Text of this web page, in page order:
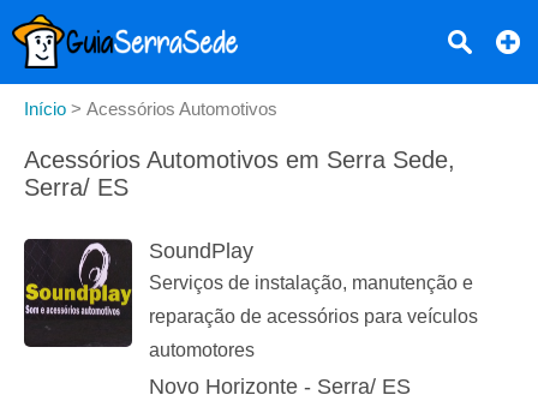
Início > Acessórios Automotivos
Acessórios Automotivos em Serra Sede,
Serra/ ES
SoundPlay
Serviços de instalação, manutenção e
reparação de acessórios para veículos
automotores
Novo Horizonte - Serra/ ES